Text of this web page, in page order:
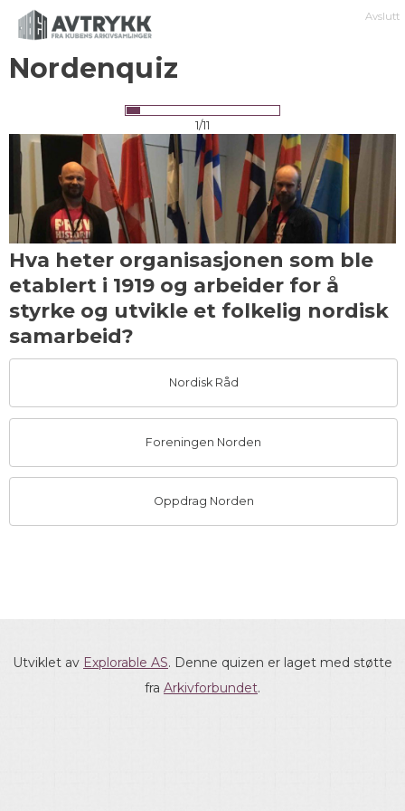
Avslutt
Nordenquiz
1/11
Hva heter organisasjonen som ble
etablert i 1919 og arbeider for å
styrke og utvikle et folkelig nordisk
samarbeid?
Nordisk Råd
Foreningen Norden
Oppdrag Norden
Utviklet av Explorable AS. Denne quizen er laget med støtte
fra Arkivforbundet.